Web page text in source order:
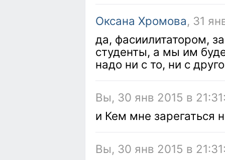
Оксана Хромова, 31
да, фасиилитатором,
студенты, а мы им
надо ни с то, ни с
Вы, 30 янв 2015 в
и Кем мне зарегаться
Вы, 30 янв 2015 в